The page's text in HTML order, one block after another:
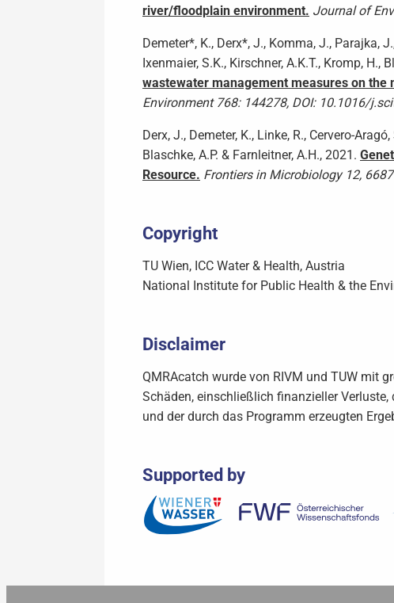
river/floodplain environment. Journal of
Demeter*, K., Derx*, J., Komma, J., Parajka,
Ixenmaier, S.K., Kirschner, A.K.T., Kromp, H.,
wastewater management measures on
Environment 768: 144278, DOI: 10.1016/
Derx, J., Demeter, K., Linke, R., Cervero-
Blaschke, A.P. & Farnleitner, A.H., 2021.
Resource. Frontiers in Microbiology 12,
Copyright
TU Wien, ICC Water & Health, Austria
National Institute for Public Health & the
Disclaimer
QMRAcatch wurde von RIVM und TUW mit
Schäden, einschließlich finanzieller
und der durch das Programm erzeugten
Supported by